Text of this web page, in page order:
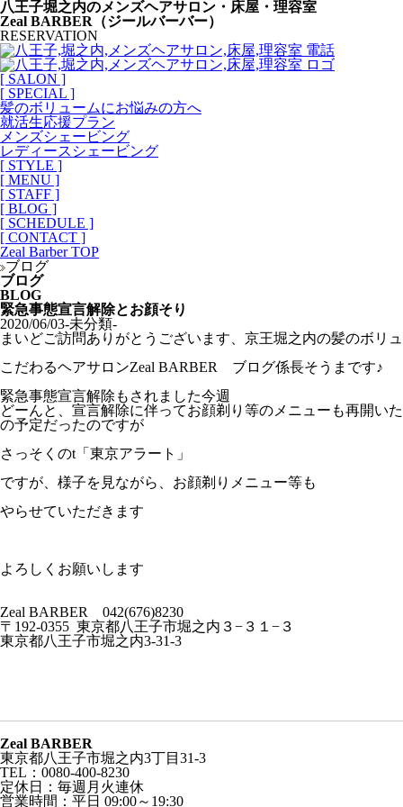
八王子堀之内のメンズヘアサロン・床屋・理容室
Zeal BARBER（ジールバーバー）
RESERVATION
[ SALON ]
[ SPECIAL ]
髪のボリュームにお悩みの方へ
就活生応援プラン
メンズシェービング
レディースシェービング
[ STYLE ]
[ MENU ]
[ STAFF ]
[ BLOG ]
[ SCHEDULE ]
[ CONTACT ]
Zeal Barber TOP
ブログ
ブログ
BLOG
緊急事態宣言解除とお顔そり
2020/06/03-未分類-
まいどご訪問ありがとうございます、京王堀之内の髪のボリ
こだわるヘアサロンZeal BARBER ブログ係長そうまです♪
緊急事態宣言解除もされました今週
どーんと、宣言解除に伴ってお顔剃り等のメニューも再開い
の予定だったのですが
さっそくのt「東京アラート」
ですが、様子を見ながら、お顔剃りメニュー等も
やらせていただきます
よろしくお願いします
Zeal BARBER 042(676)8230
〒192-0355 東京都八王子市堀之内３−３１−３
東京都八王子市堀之内3-31-3
Zeal BARBER
東京都八王子市堀之内3丁目31-3
TEL：0080-400-8230
定休日：毎週月火連休
営業時間：平日 09:00～19:30